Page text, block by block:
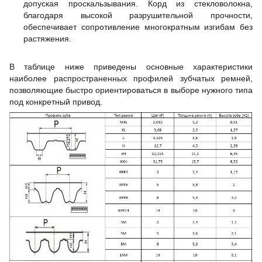
допуская проскальзывания. Корд из стекловолокна,
благодаря высокой разрушительной прочности,
обеспечивает сопротивление многократным изгибам без
растяжения.
В таблице ниже приведены основные характеристики
наиболее распространенных профилей зубчатых ремней,
позволяющие быстро ориентироваться в выборе нужного типа
под конкретный привод.